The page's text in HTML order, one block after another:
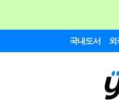
국내도서 외